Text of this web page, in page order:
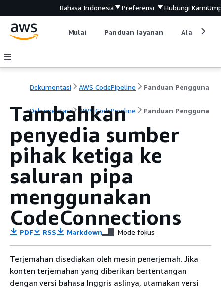
Bahasa Indonesia Preferensi Hubungi Kami
Mulai Panduan layanan Alat
Dokumentasi AWS CodePipeline Panduan Pengguna
Dokumentasi AWS CodePipeline Panduan Pengguna
Tambahkan
penyedia sumber
pihak ketiga ke
saluran pipa
menggunakan
CodeConnections
PDF RSS Markdown Mode fokus
Terjemahan disediakan oleh mesin penerjemah. Jika
konten terjemahan yang diberikan bertentangan
dengan versi bahasa Inggris aslinya, utamakan versi